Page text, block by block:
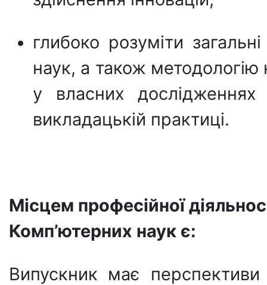
глибоко розуміти
наук, а також методологію
у власних
викладацькій практиці.
Місцем професійної
Комп’ютерних наук є:
Випускник має